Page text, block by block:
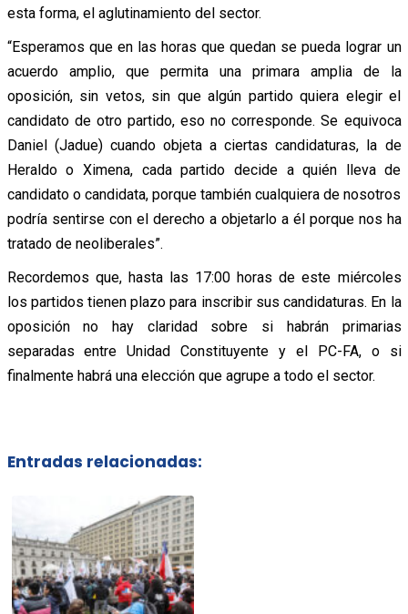
esta forma, el aglutinamiento del sector.
“Esperamos que en las horas que quedan se pueda lograr un
acuerdo amplio, que permita una primara amplia de la
oposición, sin vetos, sin que algún partido quiera elegir el
candidato de otro partido, eso no corresponde. Se equivoca
Daniel (Jadue) cuando objeta a ciertas candidaturas, la de
Heraldo o Ximena, cada partido decide a quién lleva de
candidato o candidata, porque también cualquiera de nosotros
podría sentirse con el derecho a objetarlo a él porque nos ha
tratado de neoliberales”.
Recordemos que, hasta las 17:00 horas de este miércoles
los partidos tienen plazo para inscribir sus candidaturas. En la
oposición no hay claridad sobre si habrán primarias
separadas entre Unidad Constituyente y el PC-FA, o si
finalmente habrá una elección que agrupe a todo el sector.
Entradas relacionadas: